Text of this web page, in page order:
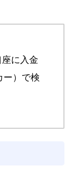
に入金
ー）で検